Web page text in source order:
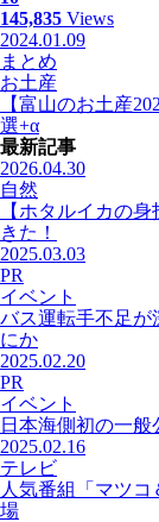
145,835 Views
2024.01.09
まとめ
お土産
【富山のお土産
選+α
最新記事
2026.04.30
自然
【ホタルイカの
きた！
2025.03.03
PR
イベント
バス運転手不足が
にか
2025.02.20
PR
イベント
日本海側初の一般
2025.02.16
テレビ
人気番組「マツ
場